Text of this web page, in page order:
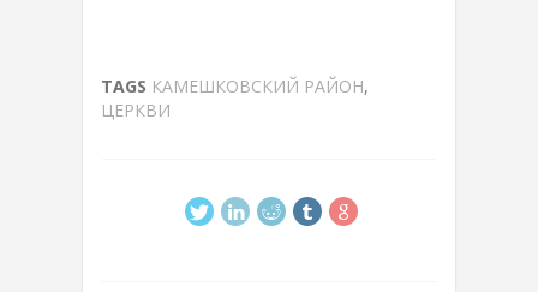
TAGS КАМЕШКОВСКИЙ РАЙОН,
ЦЕРКВИ